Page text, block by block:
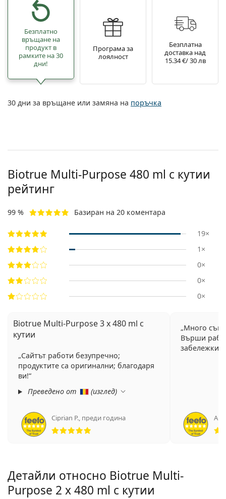
Безплатно
връщане на
продукт в
рамките на 30
дни!
Програма за
лоялност
Безплатна
доставка над
15.34 €/ 30 лв
30 дни за връщане или замяна на поръчка
Biotrue Multi-Purpose 480 ml с кутии
рейтинг
99 % Базиран на 20 коментара
19×
1×
0×
0×
0×
Biotrue Multi-Purpose 3 x 480 ml с
кутии
Сайтът работи безупречно;
продуктите са оригинални; благодаря
ви!
Преведено от
(изглед)
Ciprian P., преди година
Рейтинг 5 от 5
Много съм
Върши
забележки.
Детайли относно Biotrue Multi-
Purpose 2 x 480 ml с кутии